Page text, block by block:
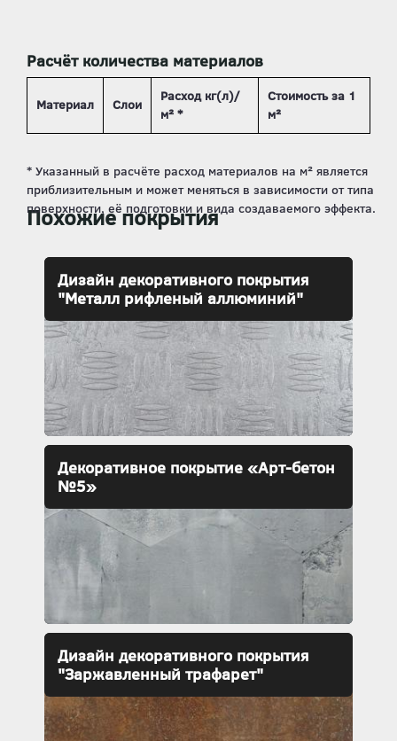
Расчёт количества материалов
Материал Слои
Расход кг(л)/
м² *
Стоимость за 1
м²
Похожие покрытия
Дизайн декоративного покрытия
"Металл рифленый аллюминий"
Декоративное покрытие «Арт-бетон
№5»
Дизайн декоративного покрытия
"Заржавленный трафарет"